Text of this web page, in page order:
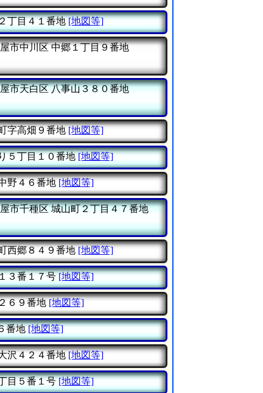
丁目４１番地 [地図等]
市中川区中郷１丁目９番地
市天白区八事山３８０番地
字高畑９番地 [地図等]
５丁目１０番地 [地図等]
野４６番地 [地図等]
市千種区城山町２丁目４７番地
西郷８４９番地 [地図等]
３番１７号 [地図等]
６９番地 [地図等]
番地 [地図等]
沢４２４番地 [地図等]
目５番１号 [地図等]